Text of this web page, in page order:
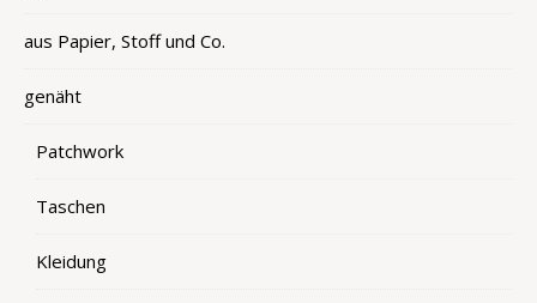
aus Papier, Stoff und Co.
genäht
Patchwork
Taschen
Kleidung